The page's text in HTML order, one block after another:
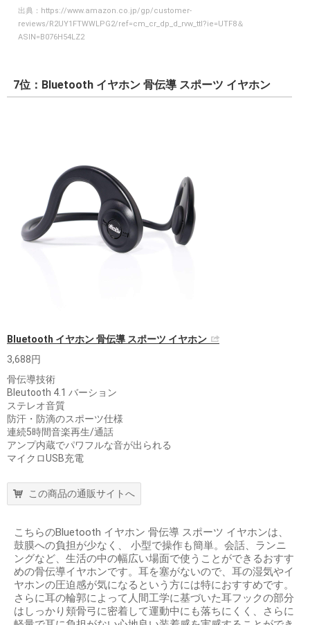
出典： https://www.amazon.co.jp/gp/customer-
reviews/R2UY1FTWWLPG2/ref=cm_cr_dp_d_rvw_ttl?ie=UTF8＆
ASIN=B076H54LZ2
7位：Bluetooth イヤホン 骨伝導 スポーツ イヤホン
Bluetooth イヤホン 骨伝導 スポーツ イヤホン
3,688円
骨伝導技術
Bleutooth 4.1 バーション
ステレオ音質
防汗・防滴のスポーツ仕様
連続5時間音楽再生/通話
アンプ内蔵でパワフルな音が出られる
マイクロUSB充電
この商品の通販サイトへ
こちらのBluetooth イヤホン 骨伝導 スポーツ イヤホンは、
鼓膜への負担が少なく、 小型で操作も簡単。会話、ランニ
ングなど、生活の中の幅広い場面で使うことができるおすす
めの骨伝導イヤホンです。耳を塞がないので、耳の湿気やイ
ヤホンの圧迫感が気になるという方には特におすすめです。
さらに耳の輪郭によって人間工学に基づいた耳フックの部分
はしっかり頬骨弓に密着して運動中にも落ちにくく、さらに